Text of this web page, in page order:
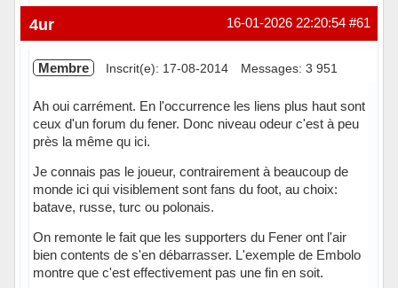
Hors ligne #61
16-01-2026 22:20:54
4ur
Membre Inscrit(e): 17-08-2014 Messages: 3 951
Ah oui carrément. En l'occurrence les liens plus haut sont
ceux d'un forum du fener. Donc niveau odeur c'est à peu
près la même qu ici.
Je connais pas le joueur, contrairement à beaucoup de
monde ici qui visiblement sont fans du foot, au choix:
batave, russe, turc ou polonais.
On remonte le fait que les supporters du Fener ont l'air
bien contents de s'en débarrasser. L'exemple de Embolo
montre que c'est effectivement pas une fin en soit.